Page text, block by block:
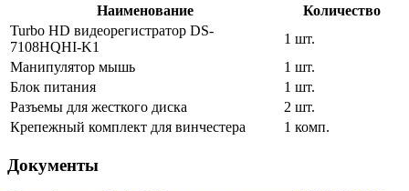
Наименование
Количество
Turbo HD видеорегистратор DS-
7108HQHI-K1
1 шт.
Манипулятор мышь
1 шт.
Блок питания
1 шт.
Разъемы для жесткого диска
2 шт.
Крепежный комплект для винчестера
1 комп.
Документы